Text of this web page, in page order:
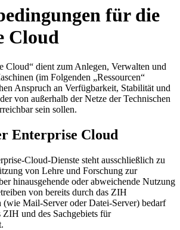
für die
Cloud
Cloud“ dient zum Anlegen, Verwalten und
(im Folgenden „Ressourcen“
Anspruch an Verfügbarkeit, Stabilität und
von außerhalb der Netze der Technischen
sein sollen.
Enterprise Cloud
Cloud-Dienste steht ausschließlich zu
von Lehre und Forschung zur
hinausgehende oder abweichende Nutzung
von bereits durch das ZIH
(wie Mail-Server oder Datei-Server) bedarf
ZIH und des Sachgebiets für